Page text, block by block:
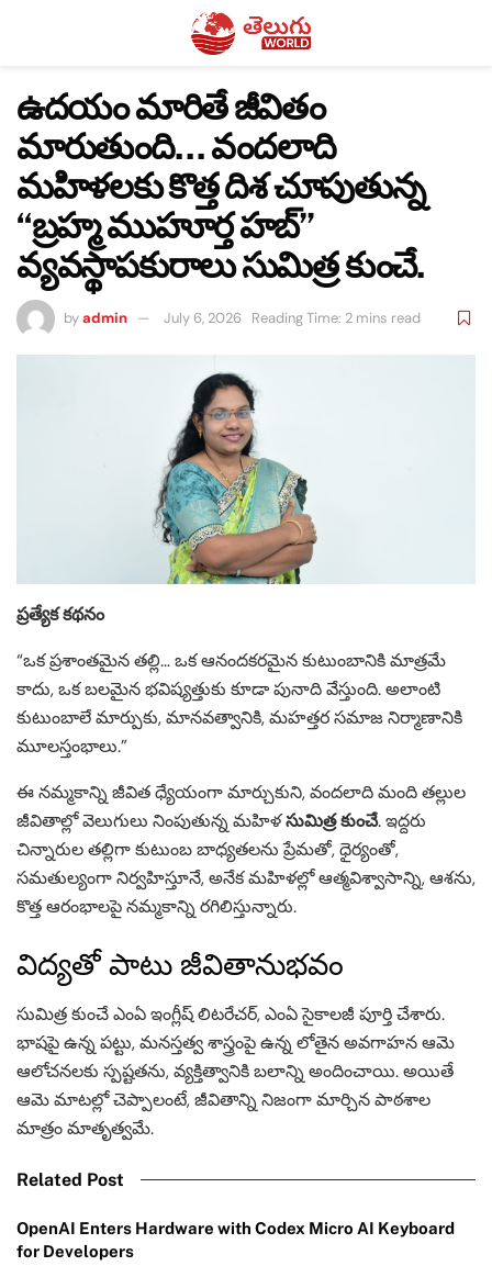
ఉదయం మారితే జీవితం
మారుతుంది… వందలాది
మహిళలకు కొత్త దిశ చూపుతున్న
“బ్రహ్మ ముహూర్త హబ్”
వ్యవస్థాపకురాలు సుమిత్ర కుంచే.
byadmin July 6, 2026 Reading Time: 2 mins read
ప్రత్యేక కథనం
“ఒక ప్రశాంతమైన తల్లి… ఒక ఆనందకరమైన కుటుంబానికి మాత్రమే
కాదు, ఒక బలమైన భవిష్యత్తుకు కూడా పునాది వేస్తుంది. అలాంటి
కుటుంబాలే మార్పుకు, మానవత్వానికి, మహత్తర సమాజ నిర్మాణానికి
మూలస్తంభాలు.”
ఈ నమ్మకాన్ని జీవిత ధ్యేయంగా మార్చుకుని, వందలాది మంది తల్లుల
జీవితాల్లో వెలుగులు నింపుతున్న మహిళసుమిత్ర కుంచే. ఇద్దరు
చిన్నారుల తల్లిగా కుటుంబ బాధ్యతలను ప్రేమతో, ధైర్యంతో,
సమతుల్యంగా నిర్వహిస్తూనే, అనేక మహిళల్లో ఆత్మవిశ్వాసాన్ని, ఆశను,
కొత్త ఆరంభాలపై నమ్మకాన్ని రగిలిస్తున్నారు.
విద్యతో పాటు జీవితానుభవం
సుమిత్ర కుంచే ఎంఏ ఇంగ్లీష్ లిటరేచర్, ఎంఏ సైకాలజీ పూర్తి చేశారు.
భాషపై ఉన్న పట్టు, మనస్తత్వ శాస్త్రంపై ఉన్న లోతైన అవగాహన ఆమె
ఆలోచనలకు స్పష్టతను, వ్యక్తిత్వానికి బలాన్ని అందించాయి. అయితే
ఆమె మాటల్లో చెప్పాలంటే, జీవితాన్ని నిజంగా మార్చిన పాఠశాల
మాత్రం మాతృత్వమే.
Related Post
OpenAI Enters Hardware with Codex Micro AI Keyboard
for Developers